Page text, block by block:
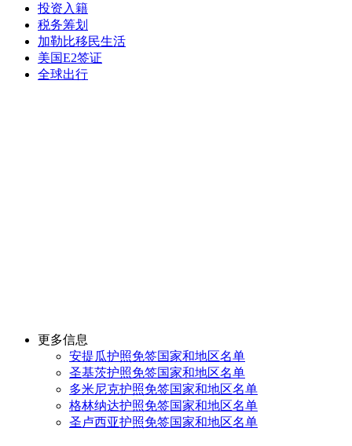
投资入籍
税务筹划
加勒比移民生活
美国E2签证
全球出行
更多信息
安提瓜护照免签国家和地区名单
圣基茨护照免签国家和地区名单
多米尼克护照免签国家和地区名单
格林纳达护照免签国家和地区名单
圣卢西亚护照免签国家和地区名单